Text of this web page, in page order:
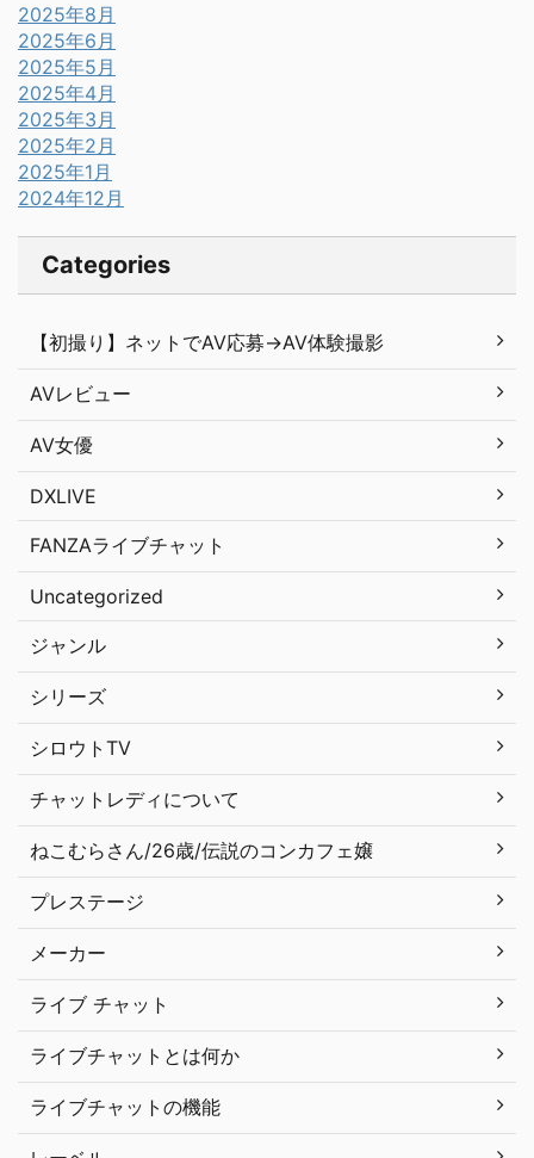
2025年8月
2025年6月
2025年5月
2025年4月
2025年3月
2025年2月
2025年1月
2024年12月
Categories
【初撮り】ネットでAV応募→AV体験撮影
AVレビュー
AV女優
DXLIVE
FANZAライブチャット
Uncategorized
ジャンル
シリーズ
シロウトTV
チャットレディについて
ねこむらさん/26歳/伝説のコンカフェ嬢
プレステージ
メーカー
ライブ チャット
ライブチャットとは何か
ライブチャットの機能